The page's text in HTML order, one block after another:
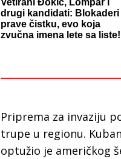
Vetirani Đokić, Lompar i
drugi kandidati: Blokaderi
prave čistku, evo koja
zvučna imena lete sa liste!
Priprema za invaziju
trupe u regionu.
optužio je američkog